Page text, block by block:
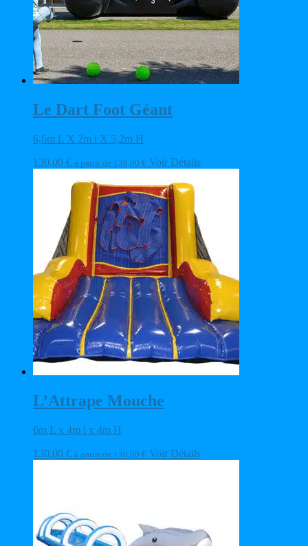
Le Dart Foot Géant
6,6m L X 2m l X 5,2m H
130,00 € à partir de 130,00 € Voir Détails
L’Attrape Mouche
6m L x 4m l x 4m H
130,00 € à partir de 130,00 € Voir Détails